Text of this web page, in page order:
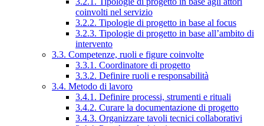
coinvolti nel servizio
3.2.2. Tipologie di progetto in base al focus
3.2.3. Tipologie di progetto in base all’ambito di
intervento
3.3. Competenze, ruoli e figure coinvolte
3.3.1. Coordinatore di progetto
3.3.2. Definire ruoli e responsabilità
3.4. Metodo di lavoro
3.4.1. Definire processi, strumenti e rituali
3.4.2. Curare la documentazione di progetto
3.4.3. Organizzare tavoli tecnici collaborativi